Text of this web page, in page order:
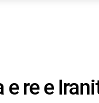
re e